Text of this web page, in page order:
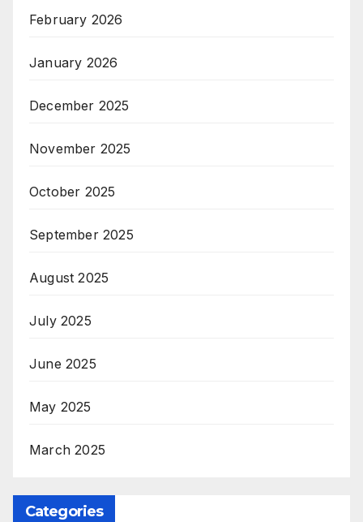
February 2026
January 2026
December 2025
November 2025
October 2025
September 2025
August 2025
July 2025
June 2025
May 2025
March 2025
Categories